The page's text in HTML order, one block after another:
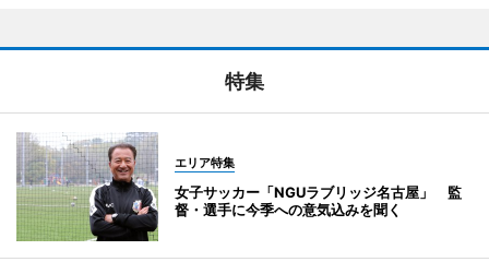
特集
エリア特集
女子サッカー「NGUラブリッジ名古屋」 監
督・選手に今季への意気込みを聞く